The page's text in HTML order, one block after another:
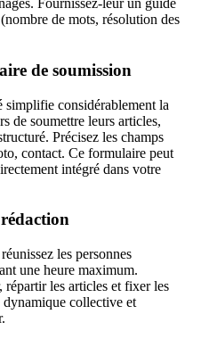
Fournissez-leur un guide
de mots, résolution des
de soumission
considérablement la
de soumettre leurs articles,
Précisez les champs
contact. Ce formulaire peut
intégré dans votre
les personnes
une heure maximum.
répartir les articles et fixer les
dynamique collective et